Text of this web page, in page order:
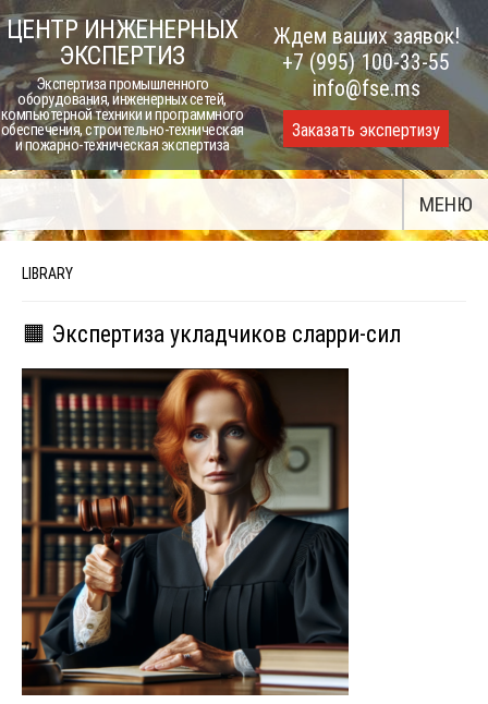
Skip
to
content
ЦЕНТР ИНЖЕНЕРНЫХ
ЭКСПЕРТИЗ
Экспертиза промышленного
оборудования, инженерных сетей,
компьютерной техники и программного
обеспечения, строительно-техническая
и пожарно-техническая экспертиза
Ждем ваших заявок!
+7 (995) 100-33-55
info@fse.ms
Заказать экспертизу
МЕНЮ
LIBRARY
🟧 Экспертиза укладчиков сларри-сил